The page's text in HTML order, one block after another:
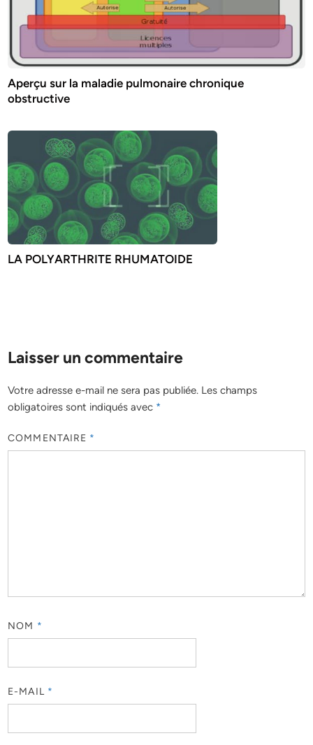
Aperçu sur la maladie pulmonaire chronique
obstructive
LA POLYARTHRITE RHUMATOIDE
Laisser un commentaire
Votre adresse e-mail ne sera pas publiée. Les champs
obligatoires sont indiqués avec *
COMMENTAIRE *
NOM *
E-MAIL *